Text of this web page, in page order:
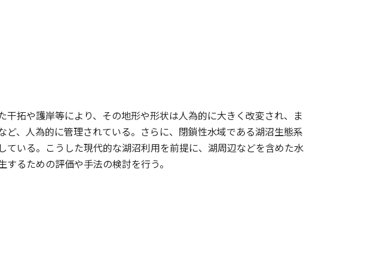
拓や護岸等により、その地形や形状は人為的に大きく改変され、ま
、人為的に管理されている。さらに、閉鎖性水域である湖沼生態系
いる。こうした現代的な湖沼利用を前提に、湖周辺などを含めた水
るための評価や手法の検討を行う。